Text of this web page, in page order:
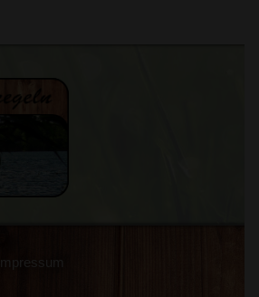
Impressum